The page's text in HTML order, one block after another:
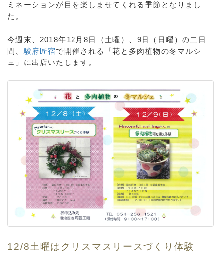
ミネーションが目を楽しませてくれる季節となりまし
た。
今週末、2018年12月8日（土曜）、9日（日曜）の二日
間、 駿府匠宿で開催される「花と多肉植物の冬マルシ
ェ」に出店いたします。
12/8土曜はクリスマスリースづくり体験